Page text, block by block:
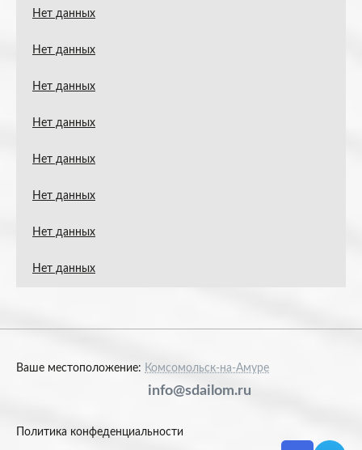
Нет данных
Нет данных
Нет данных
Нет данных
Нет данных
Нет данных
Нет данных
Нет данных
Ваше местоположение: Комсомольск-на-Амуре
info@sdailom.ru
Политика конфеденциальности